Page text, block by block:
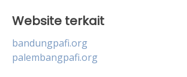
Website terkait
bandungpafi.org
palembangpafi.org